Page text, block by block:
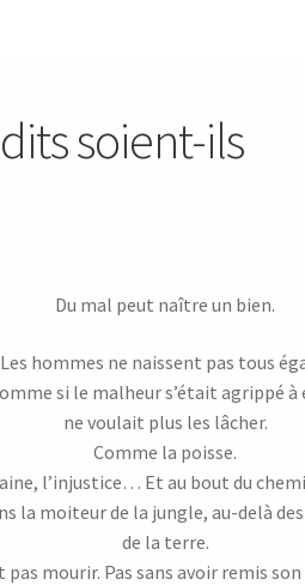
soient-ils
:
€.
Du mal peut naître un bien.
Les hommes ne naissent pas tous
si le malheur s’était agrippé à
ne voulait plus les lâcher.
Comme la poisse.
l’injustice… Et au bout du
la moiteur de la jungle, au-delà
de la terre.
pas mourir. Pas sans avoir remis